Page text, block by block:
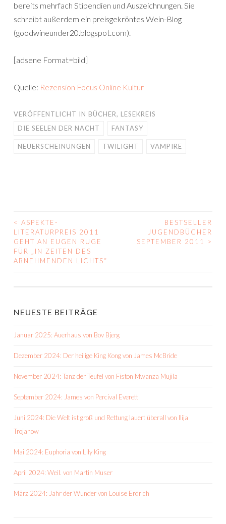
bereits mehrfach Stipendien und Auszeichnungen. Sie
schreibt außerdem ein preisgekröntes Wein-Blog
(goodwineunder20.blogspot.com).
[adsene Format=bild]
Quelle: Rezension Focus Online Kultur
VERÖFFENTLICHT IN BÜCHER, LESEKREIS
DIE SEELEN DER NACHT
FANTASY
NEUERSCHEINUNGEN TWILIGHT VAMPIRE
BEITRAGS-
NAVIGATION
< ASPEKTE-
LITERATURPREIS 2011
GEHT AN EUGEN RUGE
FÜR „IN ZEITEN DES
ABNEHMENDEN LICHTS“
BESTSELLER
JUGENDBÜCHER
SEPTEMBER 2011
>
NEUESTE BEITRÄGE
Januar 2025: Auerhaus von Bov Bjerg
Dezember 2024: Der heilige King Kong von James McBride
November 2024: Tanz der Teufel von Fiston Mwanza Mujila
September 2024: James von Percival Everett
Juni 2024: Die Welt ist groß und Rettung lauert überall von Ilija
Trojanow
Mai 2024: Euphoria von Lily King
April 2024: Weil. von Martin Muser
März 2024: Jahr der Wunder von Louise Erdrich